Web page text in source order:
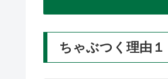
ちゃぶつく理由